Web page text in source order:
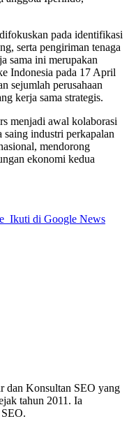
pada identifikasi
serta pengiriman tenaga
sama ini merupakan
Indonesia pada 17 April
sejumlah perusahaan
kerja sama strategis.
menjadi awal kolaborasi
saing industri perkapalan
mendorong
ekonomi kedua
Ikuti di Google News
dan Konsultan SEO yang
tahun 2011. Ia